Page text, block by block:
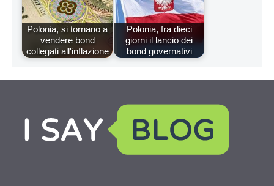
Polonia, si tornano a
vendere bond
collegati all'inflazione
Polonia, fra dieci
giorni il lancio dei
bond governativi